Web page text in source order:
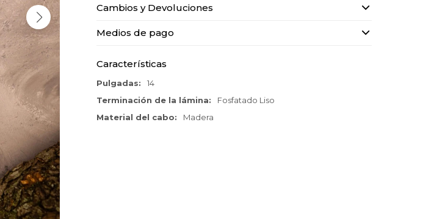
Cambios y Devoluciones
Medios de pago
Características
Pulgadas
14
Terminación de la lámina
Fosfatado Liso
Material del cabo
Madera